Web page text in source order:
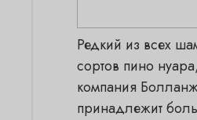
Редкий из всех
сортов пино
компания
принадлежит